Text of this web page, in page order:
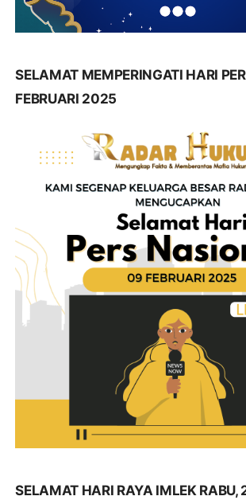
SELAMAT MEMPERINGATI HARI
FEBRUARI 2025
SELAMAT HARI RAYA IMLEK RABU,